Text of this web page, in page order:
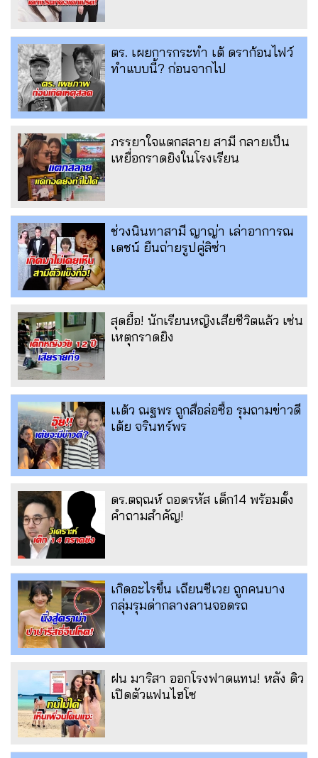
ตร. เผยการกระทำ เต้ ดราก้อนไฟว์
ทำแบบนี้? ก่อนจากไป
ภรรยาใจแตกสลาย สามี กลายเป็น
เหยื่อกราดยิงในโรงเรียน
ช่วงนินทาสามี ญาญ่า เล่าอาการณ
เดชน์ ยืนถ่ายรูปคู่ลิซ่า
สุดยื้อ! นักเรียนหญิงเสียชีวิตแล้ว เซ่น
เหตุกราดยิง
เเต้ว ณฐพร ถูกสื่อล่อซื้อ รุมถามข่าวดี
เต้ย จรินทร์พร
ดร.ตฤณห์ ถอดรหัส เด็ก14 พร้อมตั้ง
คำถามสำคัญ!
เกิดอะไรขึ้น เถียนซีเวย ถูกคนบาง
กลุ่มรุมด่ากลางลานจอดรถ
ฝน มาริสา ออกโรงฟาดแทน! หลัง ดิว
เปิดตัวแฟนไฮโซ